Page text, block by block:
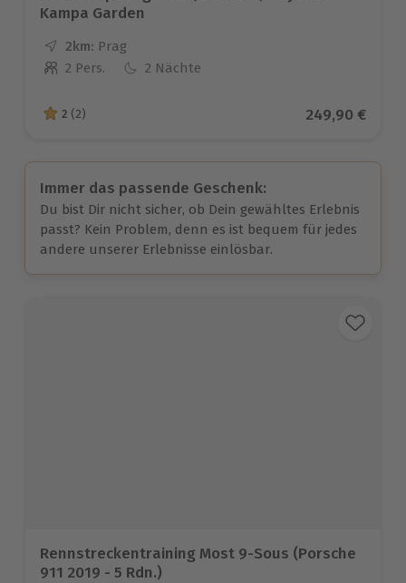
Kampa Garden
2km: Entfernung
Standort
Prag
Anzahl der Teilnehmer
2 Pers. 2 Nächte
2 von 5 Sternen basierend auf 2 Bewertungen
2 (2) Aktueller
249,90 €
Immer das passende Geschenk:
Du bist Dir nicht sicher, ob Dein gewähltes Erlebnis
passt? Kein Problem, denn es ist bequem für jedes
andere unserer Erlebnisse einlösbar.
Rennstreckentraining Most 9-Sous (Porsche
911 2019 - 5 Rdn.)